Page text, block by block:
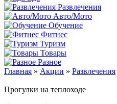
Развлечения
Авто/Мото
Обучение
Фитнес
Туризм
Товары
Разное
Главная » Акции » Развлечения
Прогулки на теплоходе